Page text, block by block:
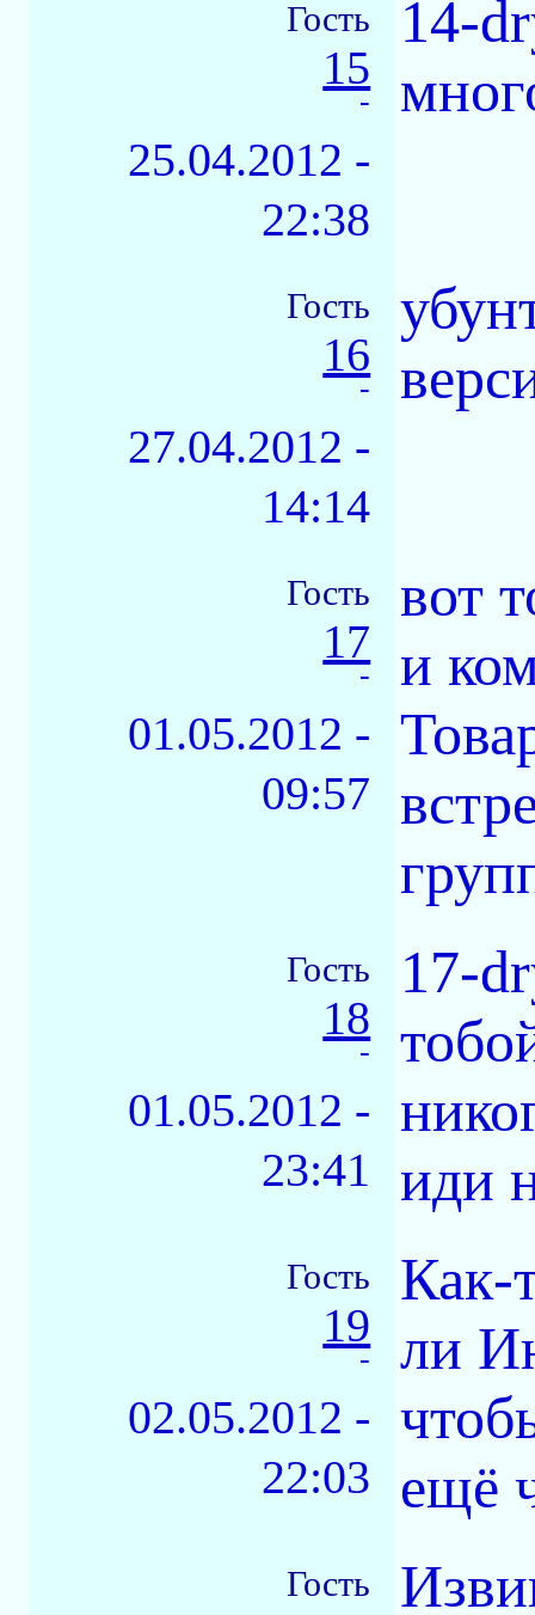
Гость
15
-
25.04.2012 -
22:38
14-
Гость
16
-
27.04.2012 -
14:14
Гость
17
-
01.05.2012 -
09:57
вот
и
Гость
18
-
01.05.2012 -
23:41
17-
иди
Гость
19
-
02.05.2012 -
22:03
Как-
ли
ещё
Гость